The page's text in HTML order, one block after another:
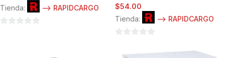
Tienda:
--> RAPIDCARGO $54.00
Tienda:
--> RAPIDCARGO